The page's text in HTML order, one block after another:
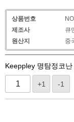
상품번호
제조사
큐
원산지
중
Keeppley 명탐정코
+1 -1